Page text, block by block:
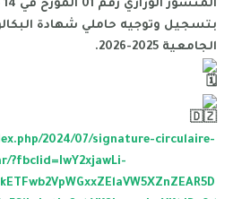
بتسجيل وتوجيه حاملي شهادة
الجامعية 2025-2026.
2024/07/signature-circulaire-
?fbclid=IwY2xjawLi-